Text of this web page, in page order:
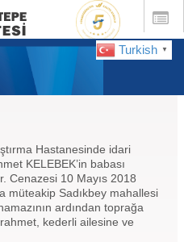
Toggle
global
Turkish ▼
Hastanesinde idari
KELEBEK’in babası
Cenazesi 10 Mayıs 2018
müteakip Sadıkbey mahallesi
ardından toprağa
kederli ailesine ve